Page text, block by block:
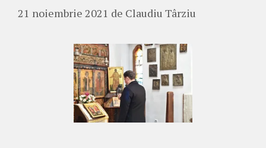
21 noiembrie 2021 de Claudiu Târziu